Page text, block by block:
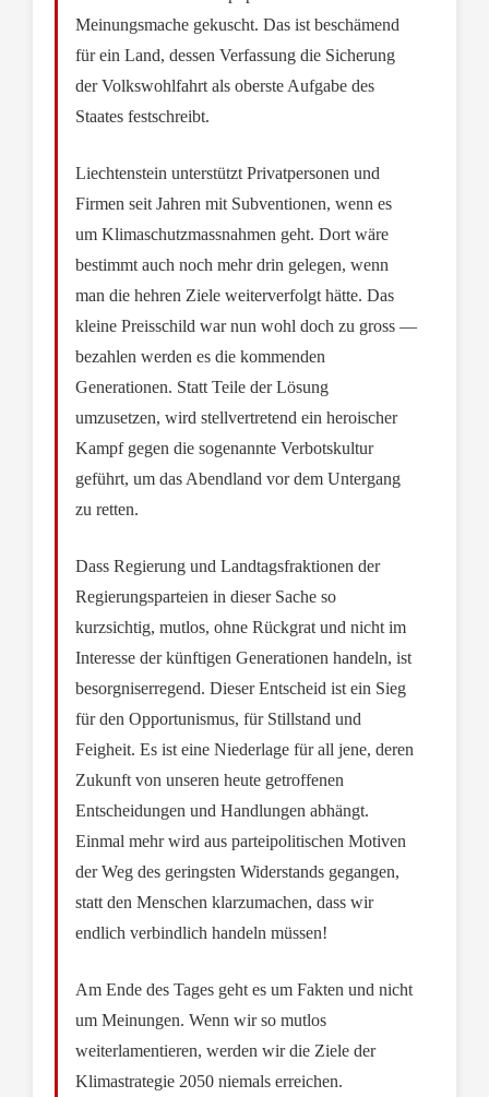
Meinungsmache gekuscht. Das ist beschämend
für ein Land, dessen Verfassung die Sicherung
der Volkswohlfahrt als oberste Aufgabe des
Staates festschreibt.
Liechtenstein unterstützt Privatpersonen und
Firmen seit Jahren mit Subventionen, wenn es
um Klimaschutzmassnahmen geht. Dort wäre
bestimmt auch noch mehr drin gelegen, wenn
man die hehren Ziele weiterverfolgt hätte. Das
kleine Preisschild war nun wohl doch zu gross —
bezahlen werden es die kommenden
Generationen. Statt Teile der Lösung
umzusetzen, wird stellvertretend ein heroischer
Kampf gegen die sogenannte Verbotskultur
geführt, um das Abendland vor dem Untergang
zu retten.
Dass Regierung und Landtagsfraktionen der
Regierungsparteien in dieser Sache so
kurzsichtig, mutlos, ohne Rückgrat und nicht im
Interesse der künftigen Generationen handeln, ist
besorgniserregend. Dieser Entscheid ist ein Sieg
für den Opportunismus, für Stillstand und
Feigheit. Es ist eine Niederlage für all jene, deren
Zukunft von unseren heute getroffenen
Entscheidungen und Handlungen abhängt.
Einmal mehr wird aus parteipolitischen Motiven
der Weg des geringsten Widerstands gegangen,
statt den Menschen klarzumachen, dass wir
endlich verbindlich handeln müssen!
Am Ende des Tages geht es um Fakten und nicht
um Meinungen. Wenn wir so mutlos
weiterlamentieren, werden wir die Ziele der
Klimastrategie 2050 niemals erreichen.